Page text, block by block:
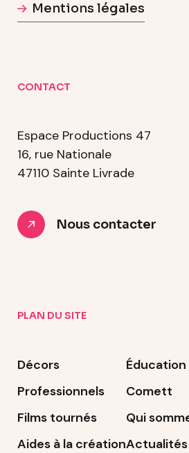
Mentions légales
CONTACT
Espace Productions 47
16, rue Nationale
47110 Sainte Livrade
Nous contacter
PLAN DU SITE
Décors
Professionnels
Films tournés
Aides à la création
Éducation
Comett
Qui
Actualités